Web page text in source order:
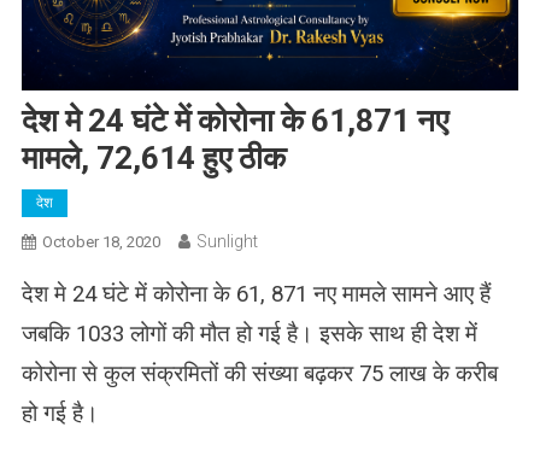
देश मे 24 घंटे में कोरोना के 61,871 नए
मामले, 72,614 हुए ठीक
देश
October 18, 2020 Sunlight
देश मे 24 घंटे में कोरोना के 61, 871 नए मामले सामने आए हैं
जबकि 1033 लोगों की मौत हो गई है। इसके साथ ही देश में
कोरोना से कुल संक्रमितों की संख्या बढ़कर 75 लाख के करीब
हो गई है।